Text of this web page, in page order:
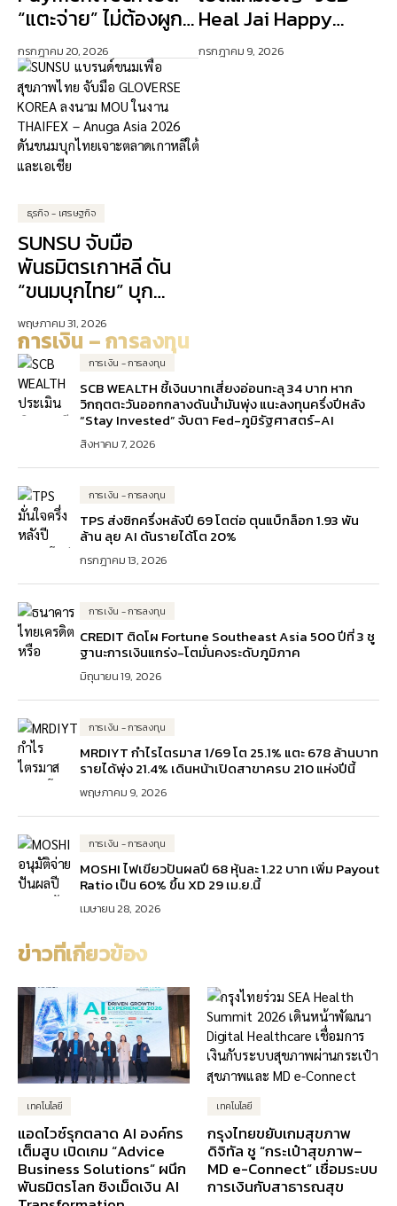
“แตะจ่าย” ไม่ต้องผูก
บัตรเครดิต ปักธง AI
ขับเคลื่อนการเงิน
ดิจิทัล
กรกฎาคม 20, 2026
Heal Jai Happy
Days” ดัน Lifestyle
Experience เจาะ
กรกฎาคม 9, 2026
ธุรกิจ - เศรษฐกิจ
SUNSU จับมือ
พันธมิตรเกาหลี ดัน
“ขนมบุกไทย” บุก
ตลาดเอเชีย
พฤษภาคม 31, 2026
การเงิน – การลงทุน
การเงิน - การลงทุน
SCB WEALTH ชี้เงินบาทเสี่ยงอ่อนทะลุ 34 บาท หาก
วิกฤตตะวันออกกลางดันน้ำมันพุ่ง แนะลงทุนครึ่งปีหลัง
“Stay Invested” จับตา Fed-ภูมิรัฐศาสตร์-AI
สิงหาคม 7, 2026
การเงิน - การลงทุน
TPS ส่งซิกครึ่งหลังปี 69 โตต่อ ตุนแบ็กล็อก 1.93 พัน
ล้าน ลุย AI ดันรายได้โต 20%
กรกฎาคม 13, 2026
การเงิน - การลงทุน
CREDIT ติดโผ Fortune Southeast Asia 500 ปีที่ 3 ชู
ฐานะการเงินแกร่ง-โตมั่นคงระดับภูมิภาค
มิถุนายน 19, 2026
การเงิน - การลงทุน
MRDIYT กำไรไตรมาส 1/69 โต 25.1% แตะ 678 ล้านบาท
รายได้พุ่ง 21.4% เดินหน้าเปิดสาขาครบ 210 แห่งปีนี้
พฤษภาคม 9, 2026
การเงิน - การลงทุน
MOSHI ไฟเขียวปันผลปี 68 หุ้นละ 1.22 บาท เพิ่ม Payout
Ratio เป็น 60% ขึ้น XD 29 เม.ย.นี้
เมษายน 28, 2026
ข่าวที่เกี่ยวข้อง
เทคโนโลยี
แอดไวซ์รุกตลาด AI องค์กร
เต็มสูบ เปิดเกม “Advice
Business Solutions” ผนึก
พันธมิตรโลก ชิงเม็ดเงิน AI
เทคโนโลยี
กรุงไทยขยับเกมสุขภาพ
ดิจิทัล ชู “กระเป๋าสุขภาพ–
MD e-Connect” เชื่อมระบบ
การเงินกับสาธารณสุข